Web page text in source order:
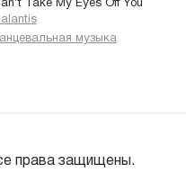
Take My Eyes Off You
музыка
права защищены.